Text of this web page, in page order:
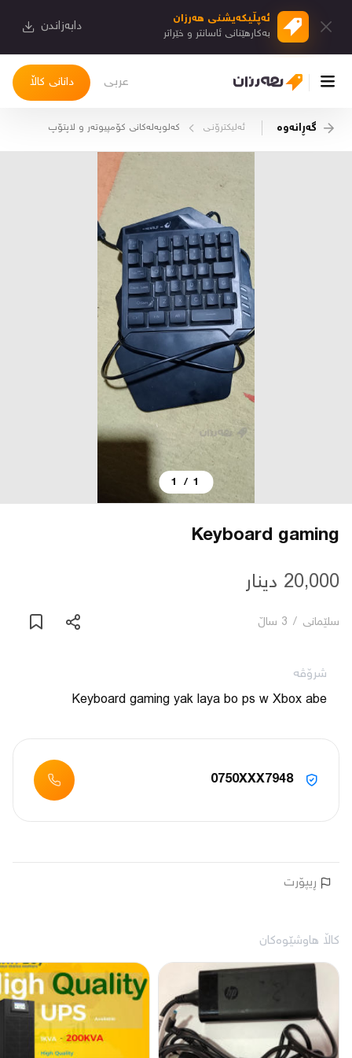
ئەپڵیكەیشنی هەرزان
بەكارهێنانی ئاسانتر و خێراتر دابەزاندن
دانانی کاڵا عربی
دیاریکراوەکانم
دوا بینراوەکان
بڵاگ
شۆپەکان
عربی
گەڕانەوە ئەلیکترۆنـی کەلوپەلەکانی کۆمپیوتەر و لاپتۆپ
1
/
1
Keyboard gaming
20,000 دینار
سلێمانی / 3 ساڵ
شرۆڤە
Keyboard gaming yak laya bo ps w Xbox abe
0750XXX7948
ڕیپۆرت
کاڵا هاوشێوەکان